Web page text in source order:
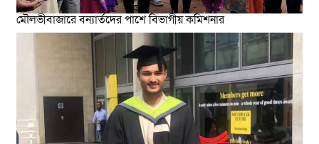
মৌলভীবাজারে বন্যার্তদের পাশে বিভাগীয় কমিশনার